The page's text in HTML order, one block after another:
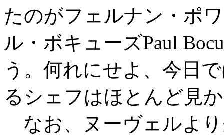
たのがフェルナン・ポ
ル・ボキューズPaul
う。何れにせよ、今日
るシェフはほとんど見
なお、ヌーヴェルよ